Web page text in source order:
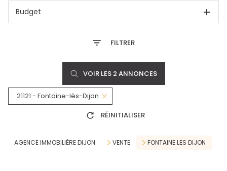
Budget
FILTRER
VOIR LES 2 ANNONCES
21121 - Fontaine-lès-Dijon
RÉINITIALISER
AGENCE IMMOBILIÈRE DIJON VENTE FONTAINE LES DIJON